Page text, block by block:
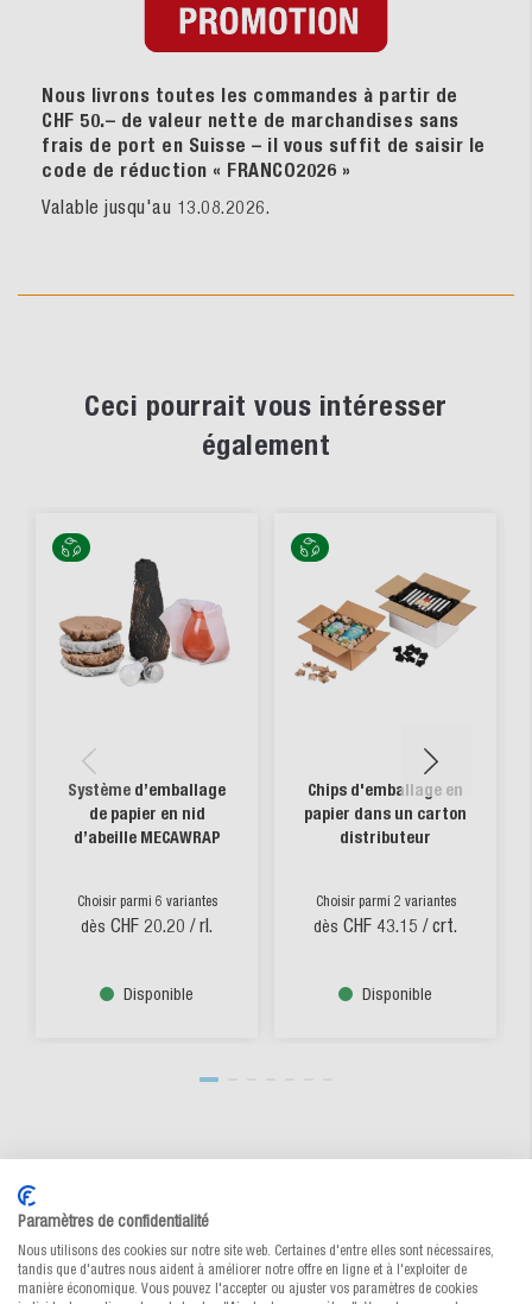
Nous livrons toutes les commandes à partir de
CHF 50.– de valeur nette de marchandises sans
frais de port en Suisse – il vous suffit de saisir le
code de réduction « FRANCO2026 »
Valable jusqu'au 13.08.2026.
Ceci pourrait vous intéresser
également
Système d’emballage
de papier en nid
d’abeille MECAWRAP
Choisir parmi 6 variantes
dès CHF 20.20 / rl.
Disponible
Chips d'emballage en
papier dans un carton
distributeur
Choisir parmi 2 variantes
dès CHF 43.15 / crt.
Disponible
Vos avantages chez MEDEWO
Paramètres de confidentialité
Nous utilisons des cookies sur notre site web. Certaines d'entre elles sont nécessaires,
tandis que d'autres nous aident à améliorer notre offre en ligne et à l'exploiter de
manière économique. Vous pouvez l'accepter ou ajuster vos paramètres de cookies